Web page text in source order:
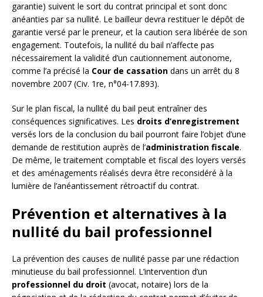
garantie) suivent le sort du contrat principal et sont donc
anéanties par sa nullité. Le bailleur devra restituer le dépôt de
garantie versé par le preneur, et la caution sera libérée de son
engagement. Toutefois, la nullité du bail n’affecte pas
nécessairement la validité d’un cautionnement autonome,
comme l’a précisé la Cour de cassation dans un arrêt du 8
novembre 2007 (Civ. 1re, n°04-17.893).
Sur le plan fiscal, la nullité du bail peut entraîner des
conséquences significatives. Les droits d’enregistrement
versés lors de la conclusion du bail pourront faire l’objet d’une
demande de restitution auprès de l’administration fiscale.
De même, le traitement comptable et fiscal des loyers versés
et des aménagements réalisés devra être reconsidéré à la
lumière de l’anéantissement rétroactif du contrat.
Prévention et alternatives à la
nullité du bail professionnel
La prévention des causes de nullité passe par une rédaction
minutieuse du bail professionnel. L’intervention d’un
professionnel du droit (avocat, notaire) lors de la